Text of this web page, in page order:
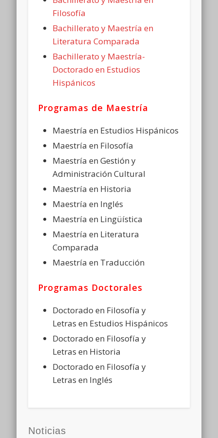
Filosofía
Bachillerato y Maestría en
Literatura Comparada
Bachillerato y Maestría-
Doctorado en Estudios
Hispánicos
Programas de Maestría
Maestría en Estudios Hispánicos
Maestría en Filosofía
Maestría en Gestión y
Administración Cultural
Maestría en Historia
Maestría en Inglés
Maestría en Lingüística
Maestría en Literatura
Comparada
Maestría en Traducción
Programas Doctorales
Doctorado en Filosofía y
Letras en Estudios Hispánicos
Doctorado en Filosofía y
Letras en Historia
Doctorado en Filosofía y
Letras en Inglés
Noticias